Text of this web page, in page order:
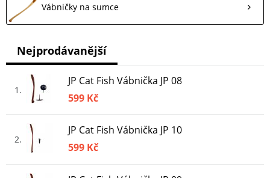
Vábničky na sumce
1
JP Cat Fish Vábnička JP 08
599 Kč
2
JP Cat Fish Vábnička JP 10
599 Kč
Nejprodávanější